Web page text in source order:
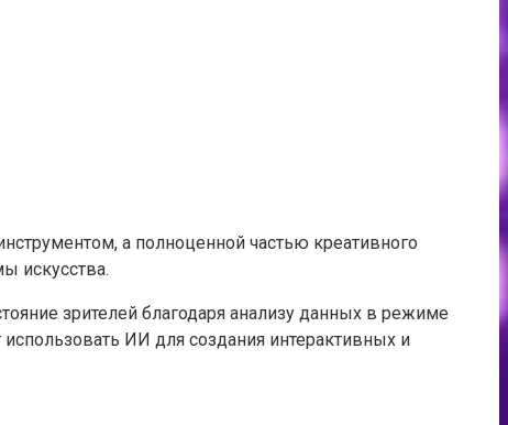
а полноценной частью креативного
искусства.
зрителей благодаря анализу данных в режиме
ИИ для создания интерактивных и